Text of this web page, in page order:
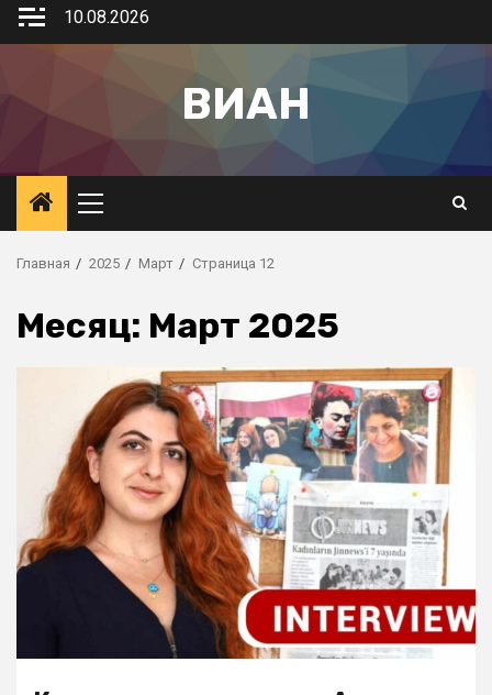
10.08.2026
ВИАН
Главная 2025 Март Страница 12
Месяц: Март 2025